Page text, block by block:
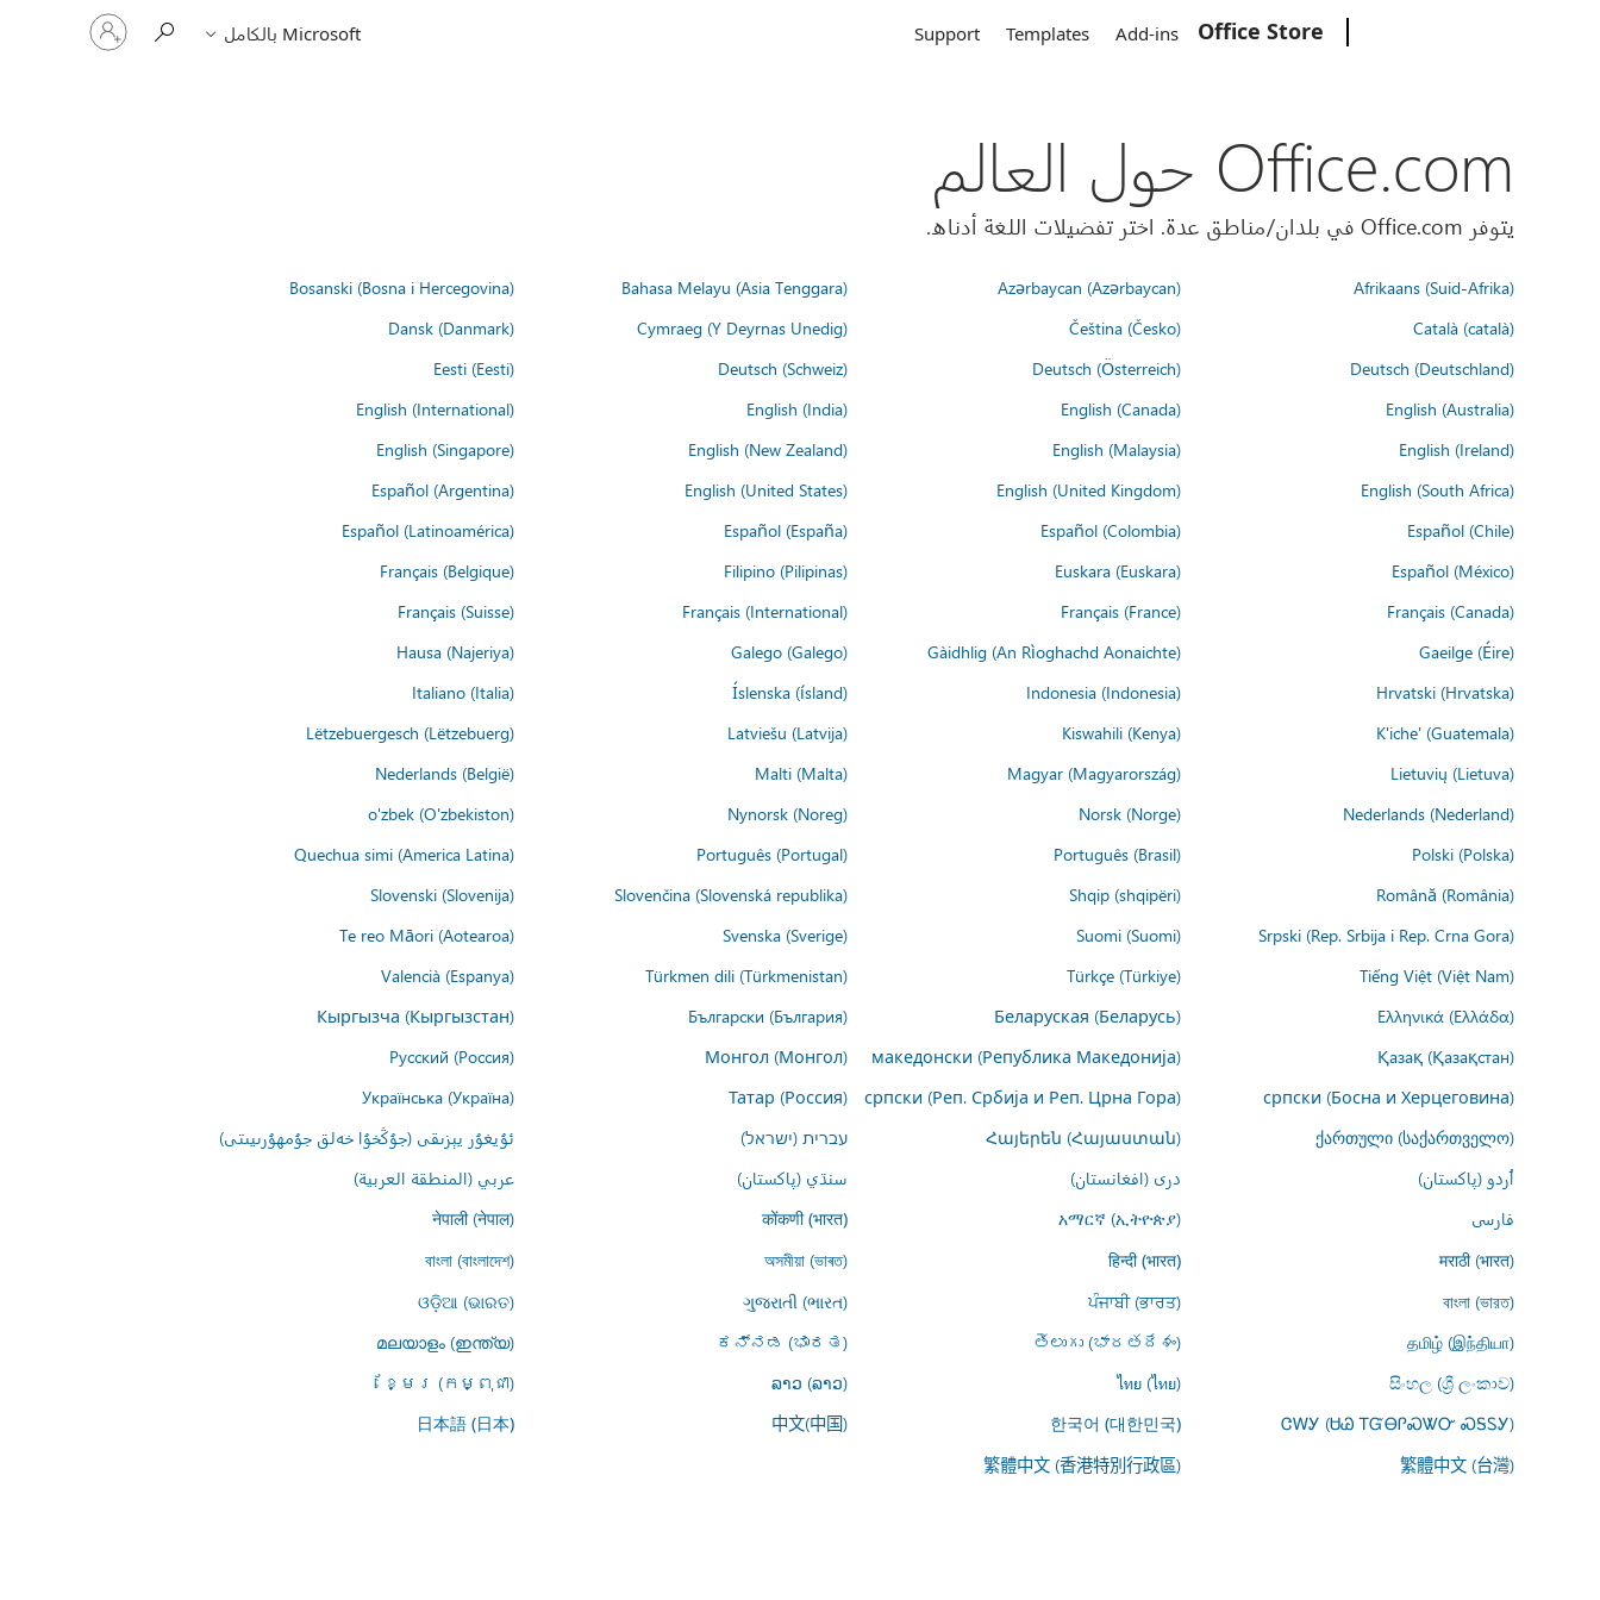
Office Store
Add-ins
Templates
Support Microsoft بالكامل
تسجيل
الدخول
إلى
Office.com حول العالم
يتوفر Office.com في بلدان/مناطق عدة. اختر تفضيلات اللغة أدناه.
Afrikaans (Suid-Afrika)
Azərbaycan (Azərbaycan)
Bahasa Melayu (Asia Tenggara)
Bosanski (Bosna i Hercegovina)
Català (català)
Čeština (Česko)
Cymraeg (Y Deyrnas Unedig)
Dansk (Danmark)
Deutsch (Deutschland)
Deutsch (Österreich)
Deutsch (Schweiz)
Eesti (Eesti)
English (Australia)
English (Canada)
English (India)
English (International)
English (Ireland)
English (Malaysia)
English (New Zealand)
English (Singapore)
English (South Africa)
English (United Kingdom)
English (United States)
Español (Argentina)
Español (Chile)
Español (Colombia)
Español (España)
Español (Latinoamérica)
Español (México)
Euskara (Euskara)
Filipino (Pilipinas)
Français (Belgique)
Français (Canada)
Français (France)
Français (International)
Français (Suisse)
Gaeilge (Éire)
Gàidhlig (An Rìoghachd Aonaichte)
Galego (Galego)
Hausa (Najeriya)
Hrvatski (Hrvatska)
Indonesia (Indonesia)
Íslenska (ísland)
Italiano (Italia)
K'iche' (Guatemala)
Kiswahili (Kenya)
Latviešu (Latvija)
Lëtzebuergesch (Lëtzebuerg)
Lietuvių (Lietuva)
Magyar (Magyarország)
Malti (Malta)
Nederlands (België)
Nederlands (Nederland)
Norsk (Norge)
Nynorsk (Noreg)
o'zbek (O'zbekiston)
Polski (Polska)
Português (Brasil)
Português (Portugal)
Quechua simi (America Latina)
Română (România)
Shqip (shqipëri)
Slovenčina (Slovenská republika)
Slovenski (Slovenija)
Srpski (Rep. Srbija i Rep. Crna Gora)
Suomi (Suomi)
Svenska (Sverige)
Te reo Māori (Aotearoa)
Tiếng Việt (Việt Nam)
Türkçe (Türkiye)
Türkmen dili (Türkmenistan)
Valencià (Espanya)
Ελληνικά (Ελλάδα)
Беларуская (Беларусь)
Български (България)
Кыргызча (Кыргызстан)
Қазақ (Қазақстан)
македонски (Република Македонија)
Монгол (Монгол)
Русский (Россия)
српски (Босна и Херцеговина)
српски (Реп. Србија и Реп. Црна Гора)
Татар (Россия)
Українська (Україна)
ქართული (საქართველო)
Հայերեն (Հայաստան) עברית (ישראל)
ئۇيغۇر يېزىقى (جۇڭخۇا خەلق جۇمھۇرىيىتى)
اُردو (پاکستان)
درى (افغانستان) سنڌي (پاکستان)
عربي (المنطقة العربية)
فارسى
አማርኛ (ኢትዮጵያ)
कोंकणी (भारत)
नेपाली (नेपाल)
मराठी (भारत)
हिन्दी (भारत)
অসমীয়া (ভাৰত)
বাংলা (বাংলাদেশ)
বাংলা (ভারত)
ਪੰਜਾਬੀ (ਭਾਰਤ)
ગુજરાતી (ભારત)
ଓଡ଼ିଆ (ଭାରତ)
தமிழ் (இந்தியா)
తెలుగు (భారతదేశం)
ಕನ್ನಡ (ಭಾರತ)
മലയാളം (ഇന്ത്യ)
සිංහල (ශ්‍රී ලංකාව)
ไทย (ไทย)
ລາວ (ລາວ)
ខ្មែរ (កម្ពុជា)
ᏣᎳᎩ (ᏌᏊ ᎢᏳᎾᎵᏍᏔᏅ ᏍᎦᏚᎩ)
한국어 (대한민국)
中文(中国)
日本語 (日本)
繁體中文 (台灣)
繁體中文 (香港特別行政區)